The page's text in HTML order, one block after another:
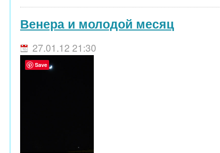
Венера и молодой месяц
27.01.12 21:30
Save